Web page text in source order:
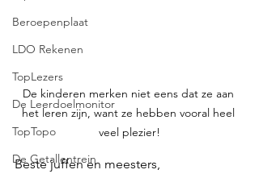
Beroepenplaat
LDO Rekenen
TopLezers
De Leerdoelmonitor
TopTopo
De Getallentrein
De kinderen merken niet eens dat ze aan
het leren zijn, want ze hebben vooral heel
veel plezier!
Beste juffen en meesters,